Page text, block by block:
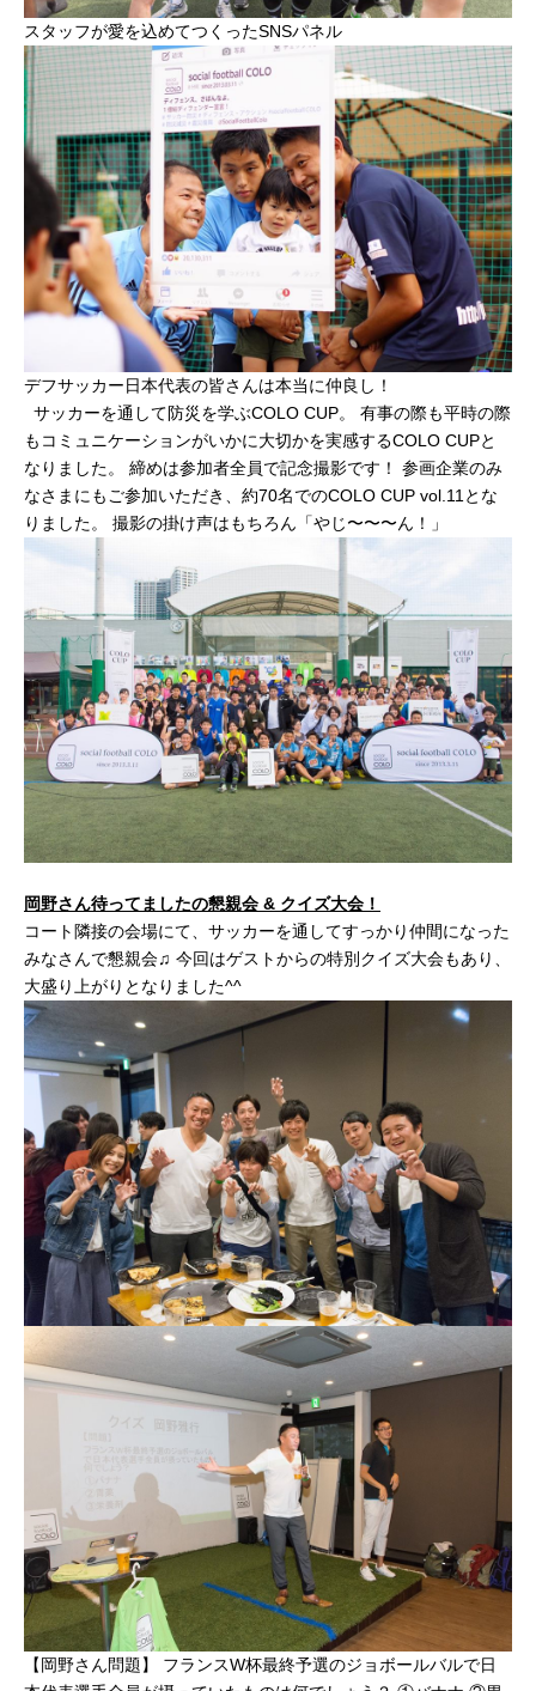
スタッフが愛を込めてつくったSNSパネル
デフサッカー日本代表の皆さんは本当に仲良し！
サッカーを通して防災を学ぶCOLO CUP。 有事の際も平時の際
もコミュニケーションがいかに大切かを実感するCOLO CUPと
なりました。 締めは参加者全員で記念撮影です！ 参画企業のみ
なさまにもご参加いただき、約70名でのCOLO CUP vol.11とな
りました。 撮影の掛け声はもちろん「やじ〜〜〜ん！」
岡野さん待ってましたの懇親会 & クイズ大会！
コート隣接の会場にて、サッカーを通してすっかり仲間になった
みなさんで懇親会♫ 今回はゲストからの特別クイズ大会もあり、
大盛り上がりとなりました^^
【岡野さん問題】 フランスW杯最終予選のジョボールバルで日